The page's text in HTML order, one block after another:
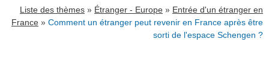
Liste des thèmes » Étranger - Europe » Entrée d'un étranger en
France » Comment un étranger peut revenir en France après être
sorti de l'espace Schengen ?